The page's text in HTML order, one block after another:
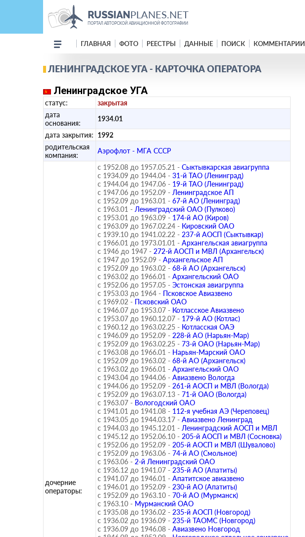
RUSSIANPLANES.NET
ПОРТАЛ АВТОРСКОЙ АВИАЦИОННОЙ ФОТОГРАФИИ
ГЛАВНАЯ ФОТО РЕЕСТРЫ ДАННЫЕ ПОИСК КОММЕНТАРИИ
ЛЕНИНГРАДСКОЕ УГА - КАРТОЧКА ОПЕРАТОРА
Ленинградское УГА
статус:
закрытая
дата
основания:
1934.01
дата закрытия: 1992
родительская
компания:
Аэрофлот - МГА СССР
дочерние
операторы:
с 1952.08 до 1957.05.21 - Сыктывкарская авиагруппа
с 1934.09 до 1944.04 - 31-й ТАО (Ленинград)
с 1944.04 до 1947.06 - 19-й ТАО (Ленинград)
с 1947.06 до 1952.09 - Ленинградское АП
с 1952.09 до 1963.01 - 67-й АО (Ленинград)
с 1963.01 - Ленинградский ОАО (Пулково)
с 1953.01 до 1963.09 - 174-й АО (Киров)
с 1963.09 до 1967.02.24 - Кировский ОАО
с 1939.10 до 1941.02.22 - 237-й АОСП (Сыктывкар)
с 1966.01 до 1973.01.01 - Архангельская авиагруппа
с 1946 до 1947 - 272-й АОСП и МВЛ (Архангельск)
с 1947 до 1952.09 - Архангельское АП
с 1952.09 до 1963.02 - 68-й АО (Архангельск)
с 1963.02 до 1966.01 - Архангельский ОАО
с 1952.06 до 1957.05 - Эстонская авиагруппа
с 1953.03 до 1964 - Псковское Авиазвено
с 1969.02 - Псковский ОАО
с 1946.07 до 1953.07 - Котласское Авиазвено
с 1953.07 до 1960.12.07 - 179-й АО (Котлас)
с 1960.12 до 1963.02.25 - Котласская ОАЭ
с 1946.09 до 1952.09 - 228-й АО (Нарьян-Мар)
с 1952.09 до 1963.02.25 - 73-й ОАО (Нарьян-Мар)
с 1963.08 до 1966.01 - Нарьян-Марский ОАО
с 1952.09 до 1963.02 - 68-й АО (Архангельск)
с 1963.02 до 1966.01 - Архангельский ОАО
с 1943.04 до 1944.06 - Авиазвено Вологда
с 1944.06 до 1952.09 - 261-й АОСП и МВЛ (Вологда)
с 1952.09 до 1963.07.13 - 71-й ОАО (Вологда)
с 1963.07 - Вологодский ОАО
с 1941.01 до 1941.08 - 112-я учебная АЭ (Череповец)
с 1943.05 до 1944.03.17 - Авиазвено Ленинград
с 1944.03 до 1945.12.01 - Ленинградский АОСП и МВЛ
с 1945.12 до 1952.06.10 - 205-й АОСП и МВЛ (Сосновка)
с 1952.06 до 1952.09 - 205-й АОСП и МВЛ (Шувалово)
с 1952.09 до 1963.06 - 74-й АО (Смольное)
с 1963.06 - 2-й Ленинградский ОАО
с 1936.12 до 1941.07 - 235-й АО (Апатиты)
с 1941.07 до 1946.01 - Апатитское авиазвено
с 1946.01 до 1952.09 - 230-й АО (Апатиты)
с 1952.09 до 1963.10 - 70-й АО (Мурманск)
с 1963.10 - Мурманский ОАО
с 1935.08 до 1936.02 - 235-й АОСП (Новгород)
с 1936.02 до 1936.09 - 235-й ТАОМС (Новгород)
с 1936.09 до 1946.08 - Авиазвено Новгород